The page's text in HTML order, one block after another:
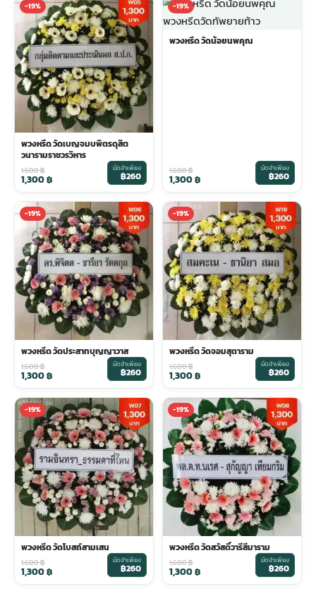
-19%
พวงหรีด วัดเบญจมบพิตรดุสิต
วนารามราชวรวิหาร
1,600฿
1,300฿
มัดจำเพียง
฿260
-19%
พวงหรีด วัดน้อยนพคุณ
1,600฿
1,300฿
มัดจำเพียง
฿260
-19%
พวงหรีด วัดประสาทบุญญาวาส
1,600฿
1,300฿
มัดจำเพียง
฿260
-19%
พวงหรีด วัดจอมสุดาราม
1,600฿
1,300฿
มัดจำเพียง
฿260
-19%
พวงหรีด วัดโบสถ์สามเสน
1,600฿
1,300฿
มัดจำเพียง
฿260
-19%
พวงหรีด วัดสวัสดิ์วารีสีมาราม
1,600฿
1,300฿
มัดจำเพียง
฿260